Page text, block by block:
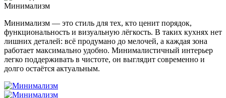
Минимализм
Минимализм — это стиль для тех, кто ценит порядок,
функциональность и визуальную лёгкость. В таких кухнях нет
лишних деталей: всё продумано до мелочей, а каждая зона
работает максимально удобно. Минималистичный интерьер
легко поддерживать в чистоте, он выглядит современно и
долго остаётся актуальным.